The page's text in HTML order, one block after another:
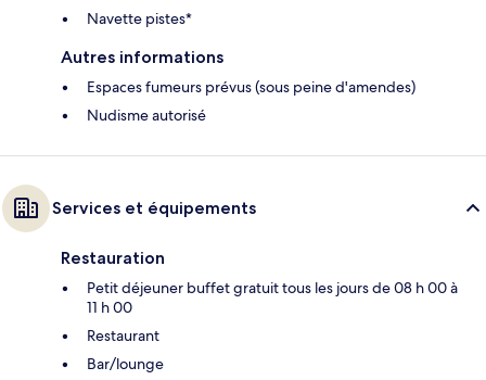
Navette pistes*
Autres informations
Espaces fumeurs prévus (sous peine d'amendes)
Nudisme autorisé
Services et équipements
Restauration
Petit déjeuner buffet gratuit tous les jours de 08 h 00 à
11 h 00
Restaurant
Bar/lounge